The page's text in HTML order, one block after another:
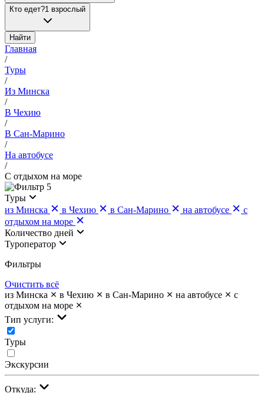
Кто едет?1 взрослый
Найти
Главная
/
Туры
/
Из Минска
/
В Чехию
/
В Сан-Марино
/
На автобусе
/
С отдыхом на море
5
Туры
из Минска
в Чехию в Сан-Марино на автобусе
с
отдыхом на море
Количество дней
Туроператор
Фильтры
Очистить всё
из Минска
в Чехию в Сан-Марино на автобусе
с
отдыхом на море
Тип услуги:
Туры
Экскурсии
Откуда: